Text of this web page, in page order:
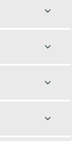
Toggle
Toggle
Toggle
Toggle